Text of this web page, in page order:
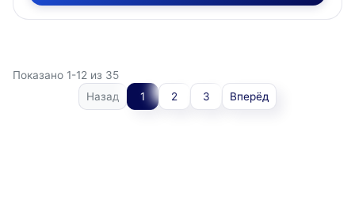
Показано 1-12 из 35
Назад
1 2 3 Вперёд